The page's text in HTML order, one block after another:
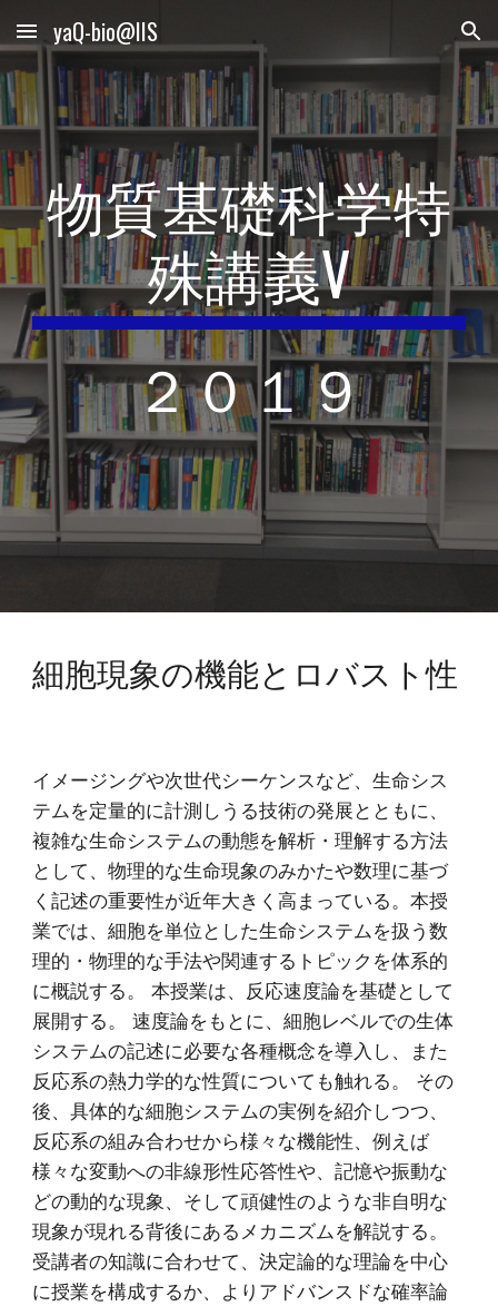
Skip to main content Skip to navigation
yaQ-bio@IIS
物質基礎科学特
殊講義V
２０１９
細胞現象の機能とロバスト性
イメージングや次世代シーケンスなど、生命シス
テムを定量的に計測しうる技術の発展とともに、
複雑な生命システムの動態を解析・理解する方法
として、物理的な生命現象のみかたや数理に基づ
く記述の重要性が近年大きく高まっている。本授
業では、細胞を単位とした生命システムを扱う数
理的・物理的な手法や関連するトピックを体系的
に概説する。 本授業は、反応速度論を基礎として
展開する。 速度論をもとに、細胞レベルでの生体
システムの記述に必要な各種概念を導入し、また
反応系の熱力学的な性質についても触れる。 その
後、具体的な細胞システムの実例を紹介しつつ、
反応系の組み合わせから様々な機能性、例えば
様々な変動への非線形性応答性や、記憶や振動な
どの動的な現象、そして頑健性のような非自明な
現象が現れる背後にあるメカニズムを解説する。
受講者の知識に合わせて、決定論的な理論を中心
に授業を構成するか、よりアドバンスドな確率論